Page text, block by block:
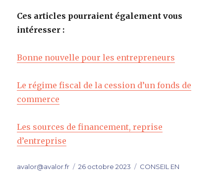
Ces articles pourraient également vous
intéresser :
Bonne nouvelle pour les entrepreneurs
Le régime fiscal de la cession d’un fonds de
commerce
Les sources de financement, reprise
d’entreprise
Auteur
avalor@avalor.fr
Publié
26 octobre 2023 Catégories
CONSEIL EN